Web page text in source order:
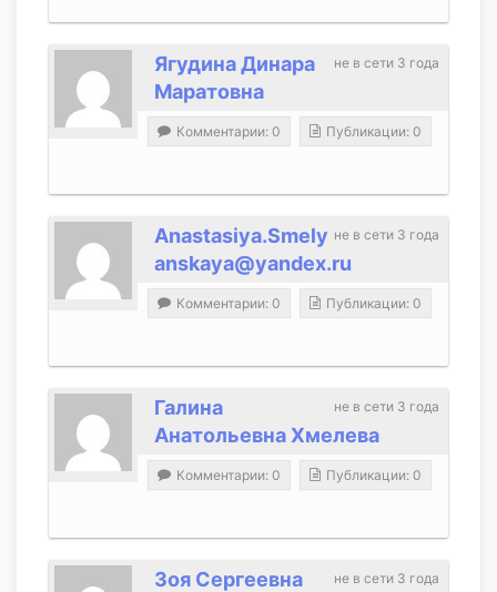
не в сети 3 года
Ягудина Динара
Маратовна
Комментарии: 0 Публикации: 0
не в сети 3 года
Anastasiya.Smely
anskaya@yandex.ru
Комментарии: 0 Публикации: 0
не в сети 3 года
Галина
Анатольевна Хмелева
Комментарии: 0 Публикации: 0
не в сети 3 года
Зоя Сергеевна